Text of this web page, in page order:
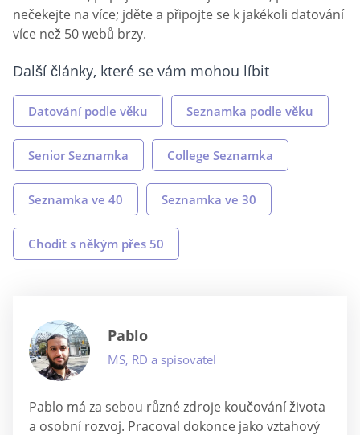
nečekejte na více; jděte a připojte se k jakékoli datování
více než 50 webů brzy.
Další články, které se vám mohou líbit
Datování podle věku Seznamka podle věku
Senior Seznamka College Seznamka
Seznamka ve 40 Seznamka ve 30
Chodit s někým přes 50
Pablo
MS, RD a spisovatel
Pablo má za sebou různé zdroje koučování života
a osobní rozvoj. Pracoval dokonce jako vztahový